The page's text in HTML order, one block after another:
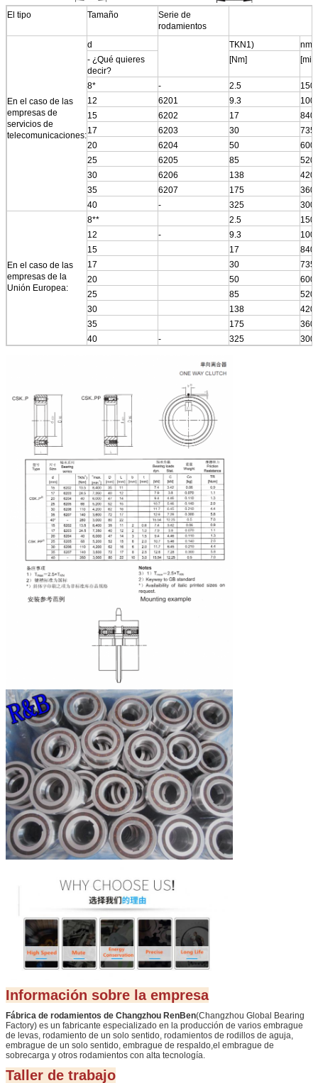
El tipo Tamaño
Serie de
rodamientos
En el caso de las
empresas de
servicios de
telecomunicaciones:
d TKN1)
- ¿Qué quieres
decir?
[Nm]
8* - 2.5
12
6201 9.3
15
6202 17
17
6203 30
20
6204 50
25
6205 85
30
6206 138
35
6207 175
40
- 325
En el caso de las
empresas de la
Unión Europea:
8** 2.5
12
- 9.3
15
17
17
30
20
50
25
85
30
138
35
175
40
- 325
Información sobre la empresa
Fábrica de rodamientos de Changzhou RenBen(Changzhou Global Bearing
Factory) es un fabricante especializado en la producción de varios embrague
de levas, rodamiento de un solo sentido, rodamientos de rodillos de aguja,
embrague de un solo sentido, embrague de respaldo,el embrague de
sobrecarga y otros rodamientos con alta tecnología.
Taller de trabajo